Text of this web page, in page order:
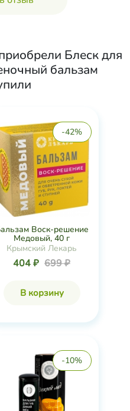
Блеск для
бальзам
-42%
Воск-решение
Медовый, 40 г
Крымский Лекарь
404 ₽ 699 ₽
В корзину
-10%